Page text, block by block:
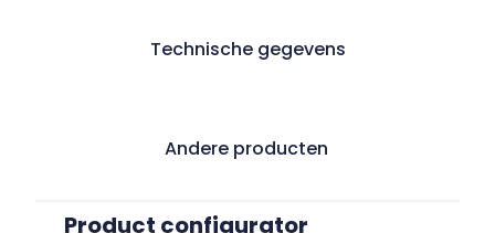
Technische gegevens
Andere producten
Product configurator